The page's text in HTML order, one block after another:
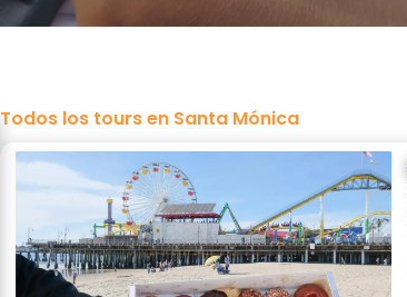
Todos los tours en Santa Mónica